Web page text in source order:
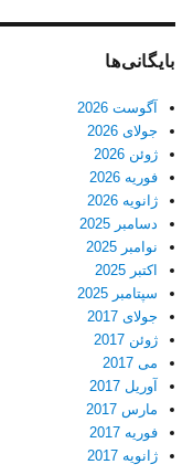
بایگانی‌ها
آگوست 2026
جولای 2026
ژوئن 2026
فوریه 2026
ژانویه 2026
دسامبر 2025
نوامبر 2025
اکتبر 2025
سپتامبر 2025
جولای 2017
ژوئن 2017
می 2017
آوریل 2017
مارس 2017
فوریه 2017
ژانویه 2017